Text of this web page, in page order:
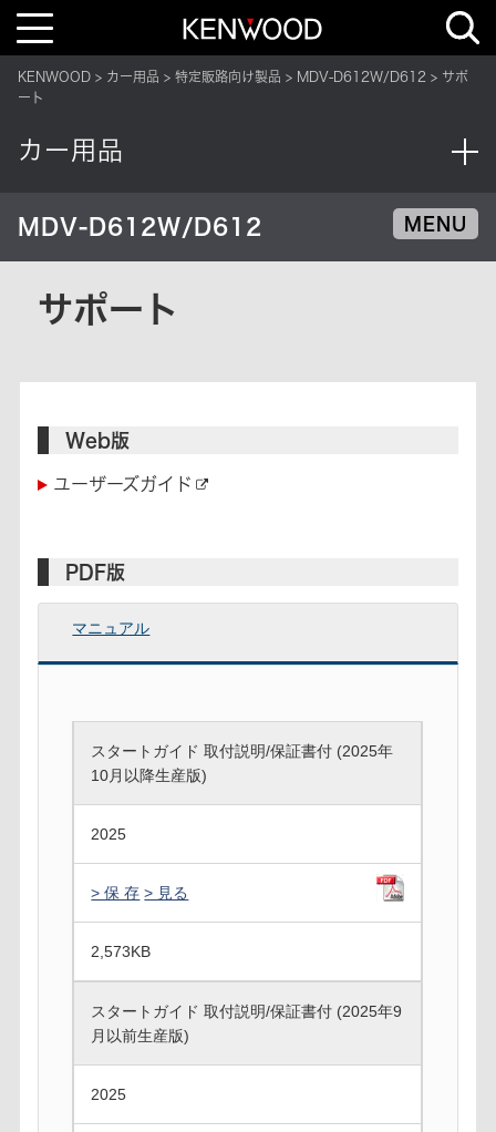
T
l
e
v
i
i
o
KENWOOD カー用品 特定販路向け製品 MDV-D612W/D612
サポ
ート
カー用品
MDV-D612W/D612 MENU
サポート
Web版
ユーザーズガイド
PDF版
マニュアル
スタートガイド 取付説明/保証書付 (2025年
10月以降生産版)
2025
> 保 存 > 見る
2,573KB
スタートガイド 取付説明/保証書付 (2025年9
月以前生産版)
2025